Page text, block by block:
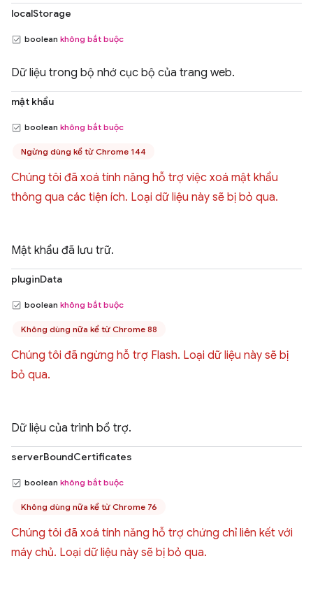
localStorage
boolean không bắt buộc
Dữ liệu trong bộ nhớ cục bộ của trang web.
mật khẩu
boolean không bắt buộc
Ngừng dùng kể từ Chrome 144
Chúng tôi đã xoá tính năng hỗ trợ việc xoá mật khẩu
thông qua các tiện ích. Loại dữ liệu này sẽ bị bỏ qua.
Mật khẩu đã lưu trữ.
pluginData
boolean không bắt buộc
Không dùng nữa kể từ Chrome 88
Chúng tôi đã ngừng hỗ trợ Flash. Loại dữ liệu này sẽ bị
bỏ qua.
Dữ liệu của trình bổ trợ.
serverBoundCertificates
boolean không bắt buộc
Không dùng nữa kể từ Chrome 76
Chúng tôi đã xoá tính năng hỗ trợ chứng chỉ liên kết với
máy chủ. Loại dữ liệu này sẽ bị bỏ qua.